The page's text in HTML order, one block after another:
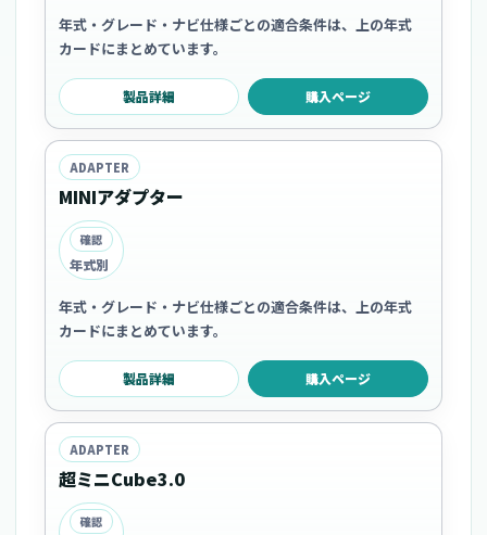
年式・グレード・ナビ仕様ごとの適合条件は、上の年式
カードにまとめています。
製品詳細 購入ページ
ADAPTER
MINIアダプター
確認
年式別
年式・グレード・ナビ仕様ごとの適合条件は、上の年式
カードにまとめています。
製品詳細 購入ページ
ADAPTER
超ミニCube3.0
確認